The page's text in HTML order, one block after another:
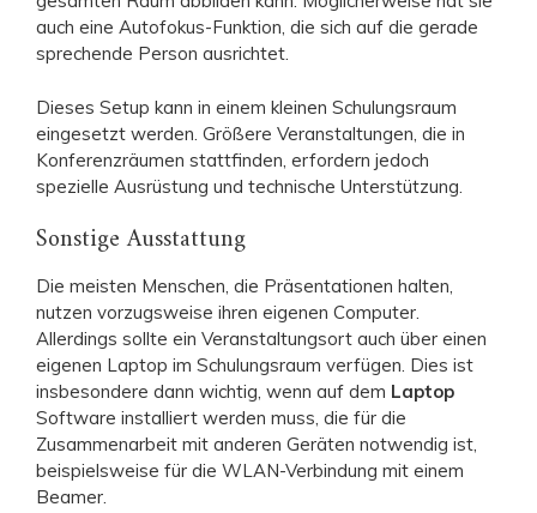
auch eine Autofokus-Funktion, die sich auf die gerade
sprechende Person ausrichtet.
Dieses Setup kann in einem kleinen Schulungsraum
eingesetzt werden. Größere Veranstaltungen, die in
Konferenzräumen stattfinden, erfordern jedoch
spezielle Ausrüstung und technische Unterstützung.
Sonstige Ausstattung
Die meisten Menschen, die Präsentationen halten,
nutzen vorzugsweise ihren eigenen Computer.
Allerdings sollte ein Veranstaltungsort auch über einen
eigenen Laptop im Schulungsraum verfügen. Dies ist
insbesondere dann wichtig, wenn auf dem Laptop
Software installiert werden muss, die für die
Zusammenarbeit mit anderen Geräten notwendig ist,
beispielsweise für die WLAN-Verbindung mit einem
Beamer.